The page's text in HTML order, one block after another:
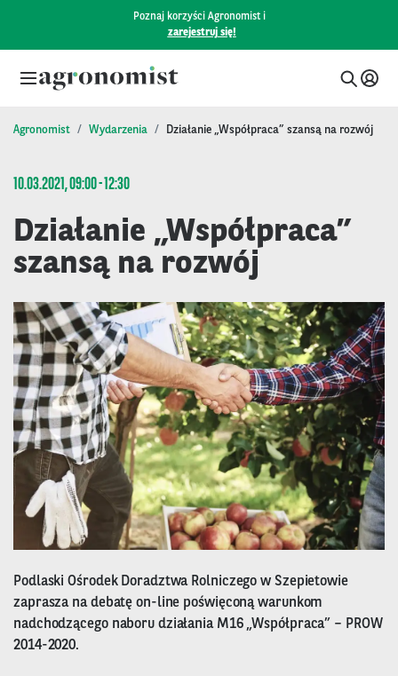
Poznaj korzyści Agronomist i
zarejestruj się!
Agronomist Wydarzenia Działanie „Współpraca” szansą na rozwój
10.03.2021, 09:00 - 12:30
Działanie „Współpraca”
szansą na rozwój
Podlaski Ośrodek Doradztwa Rolniczego w Szepietowie
zaprasza na debatę on-line poświęconą warunkom
nadchodzącego naboru działania M16 „Współpraca” – PROW
2014-2020.